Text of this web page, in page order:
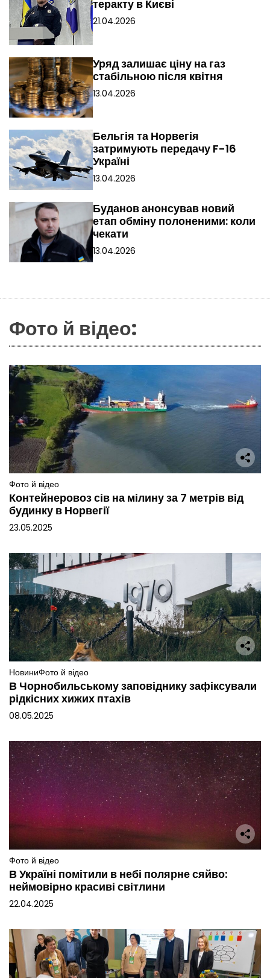
теракту в Києві
21.04.2026
Уряд залишає ціну на газ
стабільною після квітня
13.04.2026
Бельгія та Норвегія
затримують передачу F-16
Україні
13.04.2026
Буданов анонсував новий
етап обміну полоненими: коли
чекати
13.04.2026
Фото й відео:
Фото й відео
Контейнеровоз сів на мілину за 7 метрів від
будинку в Норвегії
23.05.2025
НовиниФото й відео
В Чорнобильському заповіднику зафіксували
рідкісних хижих птахів
08.05.2025
Фото й відео
В Україні помітили в небі полярне сяйво:
неймовірно красиві світлини
22.04.2025